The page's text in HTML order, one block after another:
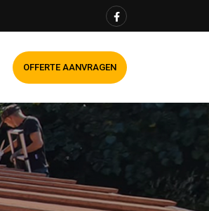
OFFERTE AANVRAGEN